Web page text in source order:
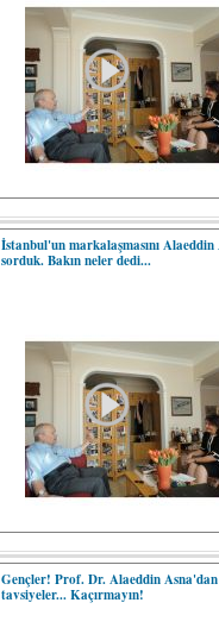
İstanbul'un markalaşmasını
sorduk. Bakın neler dedi...
Gençler! Prof. Dr. Alaeddin Asna'dan
tavsiyeler... Kaçırmayın!